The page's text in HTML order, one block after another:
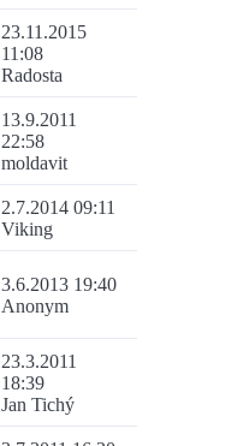
23.11.2015
11:08
Radosta
13.9.2011
22:58
moldavit
2.7.2014 09:11
Viking
3.6.2013 19:40
Anonym
23.3.2011
18:39
Jan Tichý